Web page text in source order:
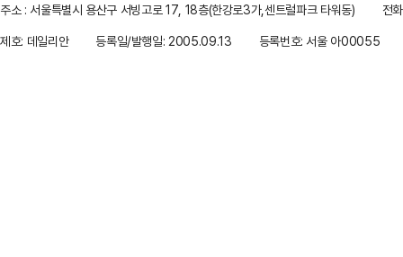
주소 : 서울특별시 용산구 서빙고로 17, 18층(한강로3가,센트럴파크 타워동)
전
제호: 데일리안
등록일/발행일: 2005.09.13 등록번호: 서울 아00055